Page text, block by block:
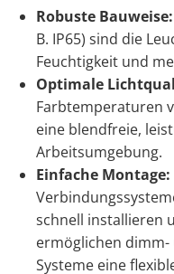
Robuste Bauweise:
B. IP65) sind die
Feuchtigkeit und
Optimale
Farbtemperaturen
eine blendfreie,
Arbeitsumgebung.
Einfache Montage:
schnell installieren
ermöglichen dimm-
Systeme eine